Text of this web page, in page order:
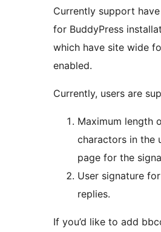
Currently support
for BuddyPress
which have site wide
enabled.
Currently, users are
Maximum length
charactors in the
page for the
User signature
replies.
If you’d like to add